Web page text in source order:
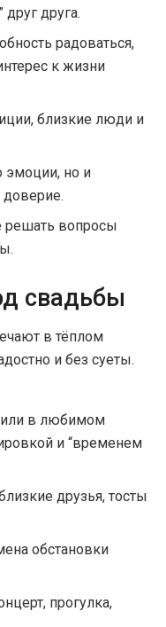
друг друга.
радоваться,
к жизни
близкие люди и
эмоции, но и
доверие.
решать вопросы
свадьбы
в тёплом
и без суеты.
в любимом
и “временем
друзья, тосты
обстановки
прогулка,